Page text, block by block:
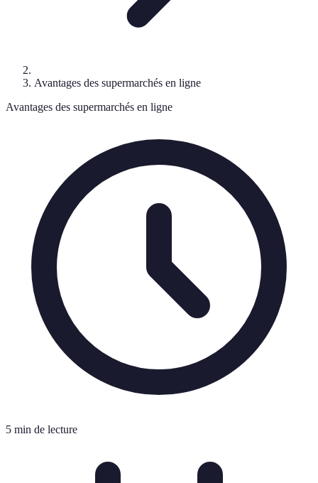
Avantages des supermarchés en ligne
Avantages des supermarchés en ligne
5 min de lecture